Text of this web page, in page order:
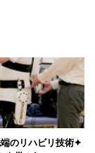
端のリハビリ技術✦